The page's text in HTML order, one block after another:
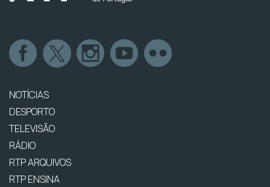
NOTÍCIAS
DESPORTO
TELEVISÃO
RÁDIO
RTP ARQUIVOS
RTP ENSINA